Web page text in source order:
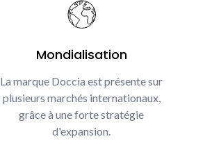
Mondialisation
La marque Doccia est présente sur
plusieurs marchés internationaux,
grâce à une forte stratégie
d'expansion.